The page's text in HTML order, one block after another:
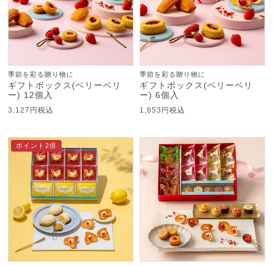
季節を彩る贈り物に
ギフトボックス(ベリーベリ
ー) 12個入
3,127 税込
季節を彩る贈り物に
ギフトボックス(ベリーベリ
ー) 6個入
1,653 税込
ポイント2倍